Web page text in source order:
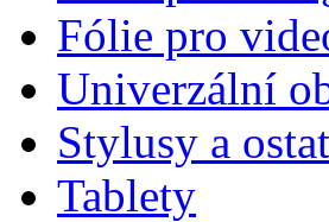
Fólie pro
Univerzální
Stylusy a
Tablety